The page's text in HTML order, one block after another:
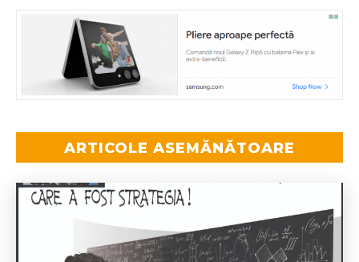
ARTICOLE ASEMĂNĂTOARE